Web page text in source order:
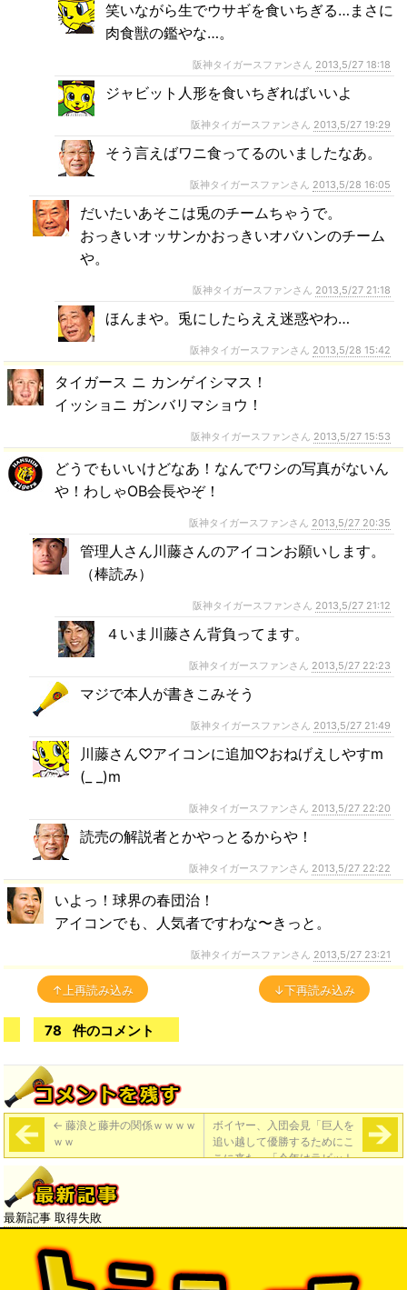
笑いながら生でウサギを食いちぎる…まさに
肉食獣の鑑やな…。
阪神タイガースファンさん 2013,5/27 18:18
ジャビット人形を食いちぎればいいよ
阪神タイガースファンさん 2013,5/27 19:29
そう言えばワニ食ってるのいましたなあ。
阪神タイガースファンさん 2013,5/28 16:05
だいたいあそこは兎のチームちゃうで。
おっきいオッサンかおっきいオバハンのチーム
や。
阪神タイガースファンさん 2013,5/27 21:18
ほんまや。兎にしたらええ迷惑やわ…
阪神タイガースファンさん 2013,5/28 15:42
タイガース ニ カンゲイシマス！
イッショニ ガンバリマショウ！
阪神タイガースファンさん 2013,5/27 15:53
どうでもいいけどなあ！なんでワシの写真がないん
や！わしゃOB会長やぞ！
阪神タイガースファンさん 2013,5/27 20:35
管理人さん川藤さんのアイコンお願いします。
（棒読み）
阪神タイガースファンさん 2013,5/27 21:12
４いま川藤さん背負ってます。
阪神タイガースファンさん 2013,5/27 22:23
マジで本人が書きこみそう
阪神タイガースファンさん 2013,5/27 21:49
川藤さん♡アイコンに追加♡おねげえしやすm
(_ _)m
阪神タイガースファンさん 2013,5/27 22:20
読売の解説者とかやっとるからや！
阪神タイガースファンさん 2013,5/27 22:22
いよっ！球界の春団治！
アイコンでも、人気者ですわな〜きっと。
阪神タイガースファンさん 2013,5/27 23:21
↑上再読み込み ↓下再読み込み
78 件のコメント
← 藤浪と藤井の関係ｗｗｗｗ
ｗｗ
ボイヤー、入団会見「巨人を
追い越して優勝するためにこ
こに来た」「今年はラビット
最新記事 取得失敗